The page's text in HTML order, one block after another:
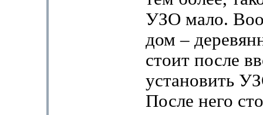
УЗО мало.
дом –
стоит после
установить
После него